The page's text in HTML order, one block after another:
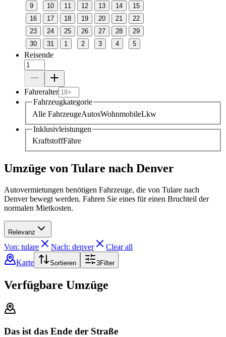
9
10 11 12 13 14
15
16
17 18 19 20 21
22
23
24 25 26 27 28
29
30
31 1 2 3 4 5
Reisende
Fahreralter
Fahrzeugkategorie
Alle FahrzeugeAutosWohnmobileLkw
Inklusivleistungen
KraftstoffFähre
Umzüge von Tulare nach Denver
Autovermietungen benötigen Fahrzeuge, die von Tulare nach
Denver bewegt werden. Fahren Sie eines für einen Bruchteil der
normalen Mietkosten.
Relevanz
Von: tulare Nach: denver
Clear all
Karte
Sortieren 3Filter
Verfügbare Umzüge
Das ist das Ende der Straße